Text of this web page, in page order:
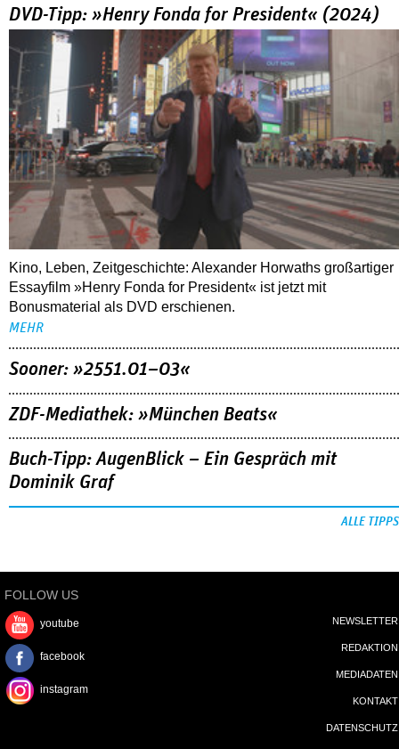
DVD-Tipp: »Henry Fonda for President« (2024)
Kino, Leben, Zeitgeschichte: Alexander Horwaths großartiger
Essayfilm »Henry Fonda for President« ist jetzt mit
Bonusmaterial als DVD erschienen.
MEHR
Sooner: »2551.01–03«
ZDF-Mediathek: »München Beats«
Buch-Tipp: AugenBlick – Ein Gespräch mit
Dominik Graf
ALLE TIPPS
FOLLOW US
youtube
facebook
instagram
NEWSLETTER
REDAKTION
MEDIADATEN
KONTAKT
DATENSCHUTZ